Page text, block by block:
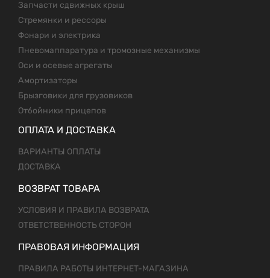
Запчасти сдвижных крыш
Стремянки и рессоры
Фонари и электрика
Пневомаппаратура и тромозные механизмы
Оси и осевые агрегаты
Амортизаторы
Брызговики для грузовиков
Отбойники прицепов
ОПЛАТА И ДОСТАВКА
ВАРИАНТЫ ОПЛАТЫ
ДОСТАВКА
ВОЗВРАТ ТОВАРА
УСЛОВИЯ И ПРАВИЛА ВОЗВРАТА
ОТВЕТСТВЕННОСТЬ СТОРОН
ПРАВОВАЯ ИНФОРМАЦИЯ
ПРАВИЛА РАБОТЫ ИНТЕРНЕТ-МАГАЗИНА